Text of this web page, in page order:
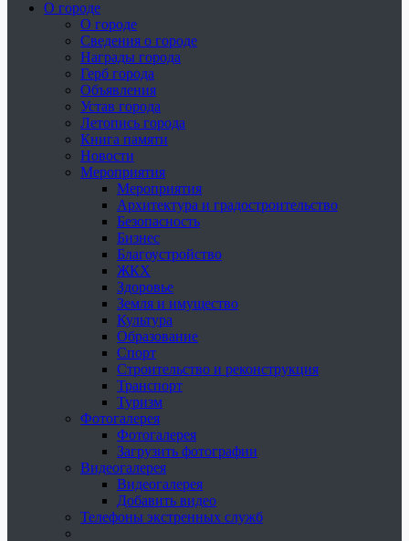
О городе
О городе
Сведения о городе
Награды города
Герб города
Объявления
Устав города
Летопись города
Книга памяти
Новости
Мероприятия
Мероприятия
Архитектура и градостроительство
Безопасность
Бизнес
Благоустройство
ЖКХ
Здоровье
Земля и имущество
Культура
Образование
Спорт
Строительство и реконструкция
Транспорт
Туризм
Фотогалерея
Фотогалерея
Загрузить фотографии
Видеогалерея
Видеогалерея
Добавить видео
Телефоны экстренных служб